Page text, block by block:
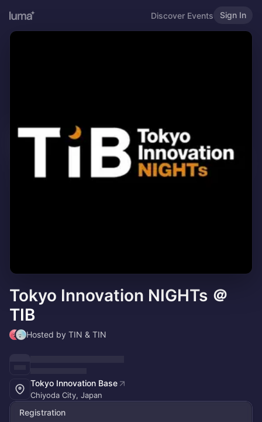
Discover Events Sign In
Tokyo Innovation NIGHTs ＠
TIB
Hosted by TIN & TIN
Tokyo Innovation Base
Chiyoda City, Japan
Registration